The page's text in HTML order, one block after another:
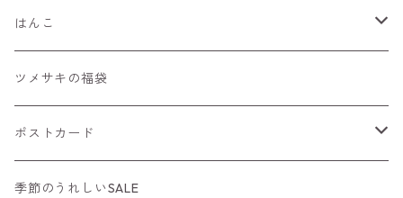
はんこ
手帳におすすめ
年賀状にもおすすめ
猫はんこ
ツメサキの福袋
ポストカード
ニューイヤーカード
季節のうれしいSALE